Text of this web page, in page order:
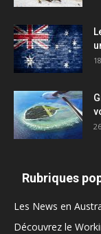
Rubriques
Les News en
Découvrez le